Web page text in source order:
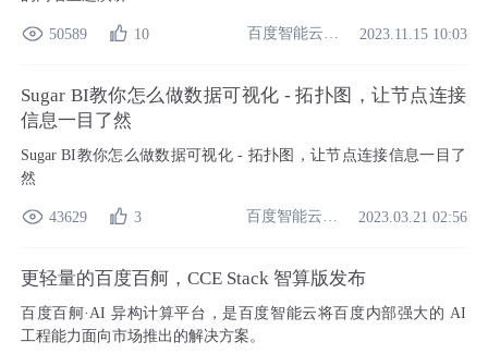
50589 10 百度智能云开发者中心 2023.11.15 10:03
Sugar BI教你怎么做数据可视化 - 拓扑图，让节点连接
信息一目了然
Sugar BI教你怎么做数据可视化 - 拓扑图，让节点连接信息一目了
然
43629 3 百度智能云开发者中心 2023.03.21 02:56
更轻量的百度百舸，CCE Stack 智算版发布
百度百舸·AI 异构计算平台，是百度智能云将百度内部强大的 AI
工程能力面向市场推出的解决方案。